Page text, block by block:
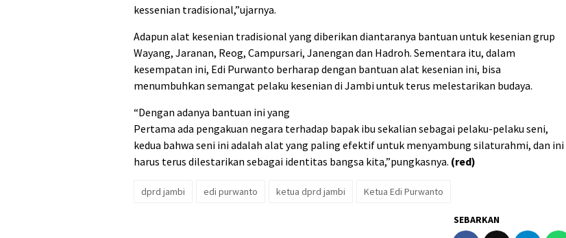
kessenian tradisional,”ujarnya.
Adapun alat kesenian tradisional yang diberikan diantaranya bantuan untuk kesenian grup
Wayang, Jaranan, Reog, Campursari, Janengan dan Hadroh. Sementara itu, dalam
kesempatan ini, Edi Purwanto berharap dengan bantuan alat kesenian ini, bisa
menumbuhkan semangat pelaku kesenian di Jambi untuk terus melestarikan budaya.
“Dengan adanya bantuan ini yang
Pertama ada pengakuan negara terhadap bapak ibu sekalian sebagai pelaku-pelaku seni,
kedua bahwa seni ini adalah alat yang paling efektif untuk menyambung silaturahmi, dan ini
harus terus dilestarikan sebagai identitas bangsa kita,”pungkasnya. (red)
dprd jambi edi purwanto ketua dprd jambi Ketua Edi Purwanto
SEBARKAN